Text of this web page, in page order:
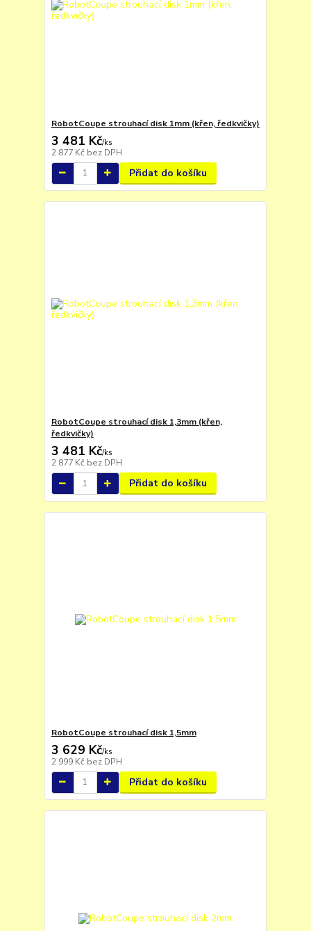
RobotCoupe strouhací disk 1mm (křen, ředkvičky)
3 481 Kč/ks
2 877 Kč bez DPH
Přidat do košíku
RobotCoupe strouhací disk 1,3mm (křen,
ředkvičky)
3 481 Kč/ks
2 877 Kč bez DPH
Přidat do košíku
RobotCoupe strouhací disk 1,5mm
3 629 Kč/ks
2 999 Kč bez DPH
Přidat do košíku